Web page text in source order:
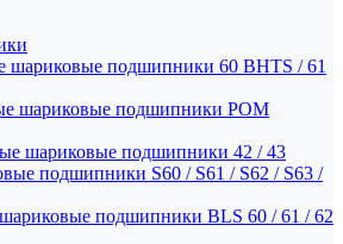
шариковые подшипники 60 BHTS / 61
шариковые подшипники POM
шариковые подшипники 42 / 43
подшипники S60 / S61 / S62 / S63 /
подшипники BLS 60 / 61 / 62